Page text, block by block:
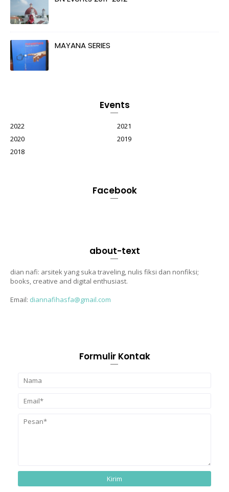
MAYANA SERIES
Events
2022
2021
2020
2019
2018
Facebook
about-text
dian nafi: arsitek yang suka traveling, nulis fiksi dan nonfiksi;
books, creative and digital enthusiast.
Email: diannafihasfa@gmail.com
Formulir Kontak